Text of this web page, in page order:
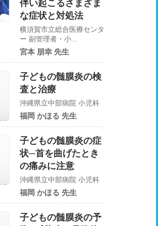
伴い起こるさまざま
な症状と対処法
横須賀市立総合医療センタ
ー 副管理者・小...
宮本 朋幸 先生
子どもの髄膜炎の検
査と治療
沖縄県立中部病院 小児科
福岡 かほる 先生
子どもの髄膜炎の症
状─首を曲げたとき
の痛みに注意
沖縄県立中部病院 小児科
福岡 かほる 先生
子どもの髄膜炎の予